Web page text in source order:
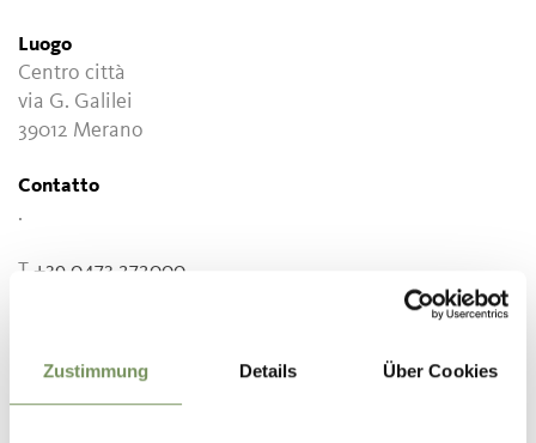
Zustimmung Details Über Cookies
Luogo
Centro città
via G. Galilei
39012 Merano
Contatto
.
T +39 0473 272000
0 €Ingresso libero